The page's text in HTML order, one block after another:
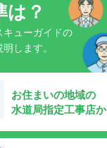
は？
キューガイドの
します。
お住まいの地域の
水道局指定工事店か